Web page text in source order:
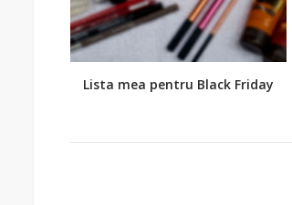
Lista mea pentru Black Friday